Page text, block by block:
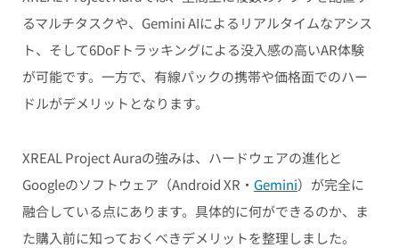
るマルチタスクや、Gemini AIによるリアルタイムなアシス
ト、そして6DoFトラッキングによる没入感の高いAR体験
が可能です。一方で、有線パックの携帯や価格面でのハー
ドルがデメリットとなります。
XREAL Project Auraの強みは、ハードウェアの進化と
Googleのソフトウェア（Android XR・ Gemini）が完全に
融合している点にあります。具体的に何ができるのか、ま
た購入前に知っておくべきデメリットを整理しました。